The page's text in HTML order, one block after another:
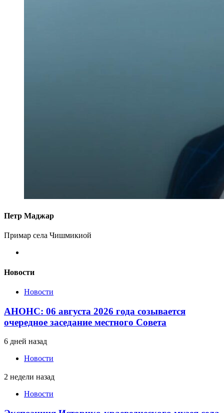
Петр Маджар
Примар села Чишмикиой
Новости
Новости
АНОНС: 06 августа 2026 года созывается
очередное заседание местного Совета
6 дней назад
Новости
2 недели назад
Новости